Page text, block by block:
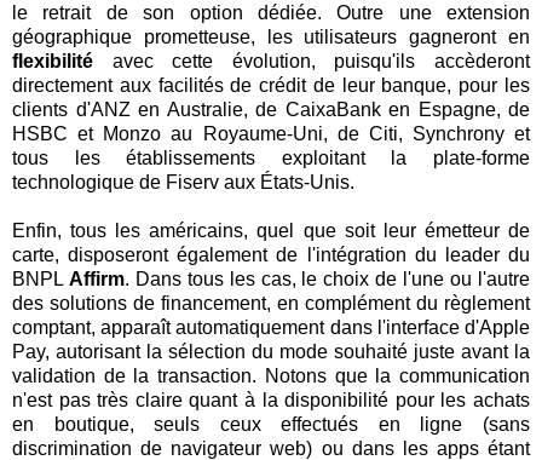
le retrait de son option dédiée. Outre une extension
géographique prometteuse, les utilisateurs gagneront en
flexibilité avec cette évolution, puisqu'ils accèderont
directement aux facilités de crédit de leur banque, pour les
clients d'ANZ en Australie, de CaixaBank en Espagne, de
HSBC et Monzo au Royaume-Uni, de Citi, Synchrony et
tous les établissements exploitant la plate-forme
technologique de Fiserv aux États-Unis.
Enfin, tous les américains, quel que soit leur émetteur de
carte, disposeront également de l'intégration du leader du
BNPL Affirm. Dans tous les cas, le choix de l'une ou l'autre
des solutions de financement, en complément du règlement
comptant, apparaît automatiquement dans l'interface d'Apple
Pay, autorisant la sélection du mode souhaité juste avant la
validation de la transaction. Notons que la communication
n'est pas très claire quant à la disponibilité pour les achats
en boutique, seuls ceux effectués en ligne (sans
discrimination de navigateur web) ou dans les apps étant